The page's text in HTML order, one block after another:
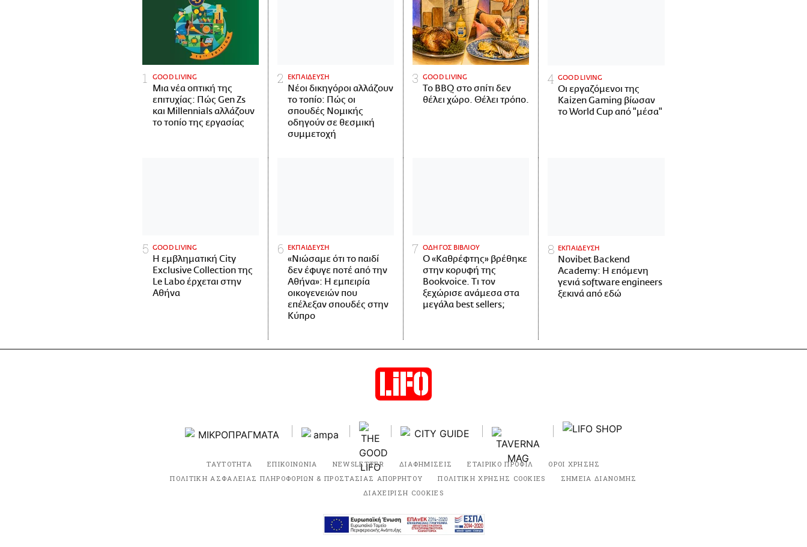
GOOD LIVING
Μια νέα οπτική της
επιτυχίας: Πώς Gen Zs
και Millennials αλλάζουν
το τοπίο της εργασίας
ΕΚΠΑΙΔΕΥΣΗ
Νέοι δικηγόροι αλλάζουν
το τοπίο: Πώς οι
σπουδές Νομικής
οδηγούν σε θεσμική
συμμετοχή
GOOD LIVING
Το BBQ στο σπίτι δεν
θέλει χώρο. Θέλει τρόπο.
GOOD LIVING
Οι εργαζόμενοι της
Kaizen Gaming βίωσαν
το World Cup από "μέσα"
GOOD LIVING
Η εμβληματική City
Exclusive Collection της
Le Labo έρχεται στην
Αθήνα
ΕΚΠΑΙΔΕΥΣΗ
«Νιώσαμε ότι το παιδί
δεν έφυγε ποτέ από την
Αθήνα»: Η εμπειρία
οικογενειών που
επέλεξαν σπουδές στην
Κύπρο
ΟΔΗΓΟΣ ΒΙΒΛΙΟΥ
Ο «Καθρέφτης» βρέθηκε
στην κορυφή της
Bookvoice. Τι τον
ξεχώρισε ανάμεσα στα
μεγάλα best sellers;
ΕΚΠΑΙΔΕΥΣΗ
Novibet Backend
Academy: Η επόμενη
γενιά software engineers
ξεκινά από εδώ
ΤΑΥΤΟΤΗΤΑ ΕΠΙΚΟΙΝΩΝΙΑ NEWSLETTER ΔΙΑΦΗΜΙΣΕΙΣ ΕΤΑΙΡΙΚΟ ΠΡΟΦΙΛ
ΟΡΟΙ ΧΡΗΣΗΣ
ΠΟΛΙΤΙΚΗ ΑΣΦΑΛΕΙΑΣ ΠΛΗΡΟΦΟΡΙΩΝ & ΠΡΟΣΤΑΣΙΑΣ ΑΠΟΡΡΗΤΟΥ
ΠΟΛΙΤΙΚΗ ΧΡΗΣΗΣ COOKIES
ΣΗΜΕΙΑ ΔΙΑΝΟΜΗΣ
ΔΙΑΧΕΙΡΙΣΗ COOKIES